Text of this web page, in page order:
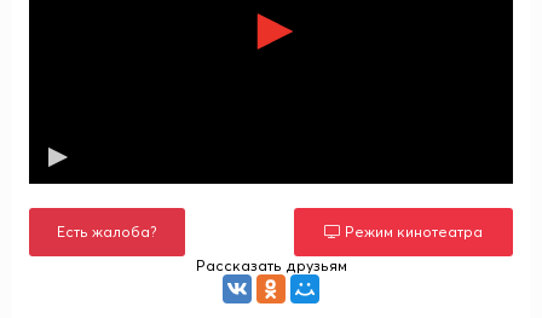
Есть жалоба?
Режим кинотеатра
Рассказать друзьям